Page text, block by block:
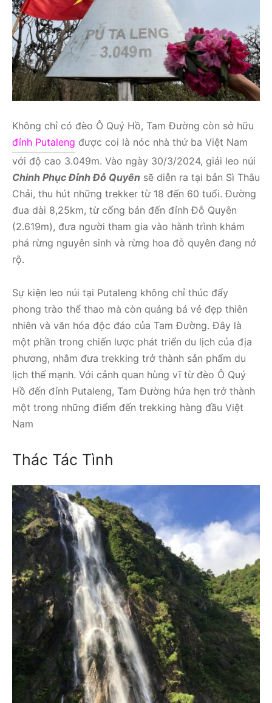
Không chỉ có đèo Ô Quý Hồ, Tam Đường còn sở hữu
đỉnh Putaleng được coi là nóc nhà thứ ba Việt Nam
với độ cao 3.049m. Vào ngày 30/3/2024, giải leo núi
Chinh Phục Đỉnh Đỗ Quyên sẽ diễn ra tại bản Sì Thâu
Chải, thu hút những trekker từ 18 đến 60 tuổi. Đường
đua dài 8,25km, từ cổng bản đến đỉnh Đỗ Quyên
(2.619m), đưa người tham gia vào hành trình khám
phá rừng nguyên sinh và rừng hoa đỗ quyên đang nở
rộ.
Sự kiện leo núi tại Putaleng không chỉ thúc đẩy
phong trào thể thao mà còn quảng bá vẻ đẹp thiên
nhiên và văn hóa độc đáo của Tam Đường. Đây là
một phần trong chiến lược phát triển du lịch của địa
phương, nhằm đưa trekking trở thành sản phẩm du
lịch thế mạnh. Với cảnh quan hùng vĩ từ đèo Ô Quý
Hồ đến đỉnh Putaleng, Tam Đường hứa hẹn trở thành
một trong những điểm đến trekking hàng đầu Việt
Nam
Thác Tác Tình